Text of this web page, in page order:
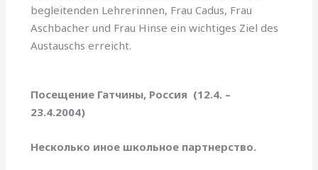
begleitenden Lehrerinnen, Frau Cadus, Frau
Aschbacher und Frau Hinse ein wichtiges Ziel des
Austauschs erreicht.
Посещение Гатчины, Россия (12.4. –
23.4.2004)
Несколько иное школьное партнерство.